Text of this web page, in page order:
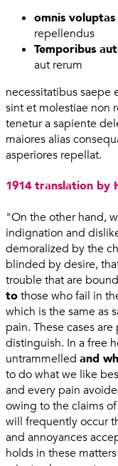
omnis voluptas
repellendus
Temporibus
aut rerum
necessitatibus saepe
sint et molestiae non
tenetur a sapiente
maiores alias
asperiores repellat.
1914 translation by
"On the other hand,
indignation and
demoralized by the
blinded by desire,
trouble that are
tothose who fail in
which is the same as
pain. These cases
distinguish. In a free
untrammelled and
to do what we like
and every pain
owing to the claims
will frequently occur
and annoyances
holds in these